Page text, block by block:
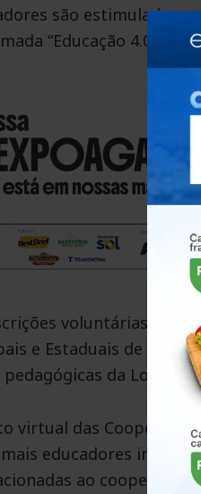
são estimulados
“Educação 4.0”.
voluntárias, a
e Estaduais de
pedagógicas da Logos
virtual das
educadores
ao